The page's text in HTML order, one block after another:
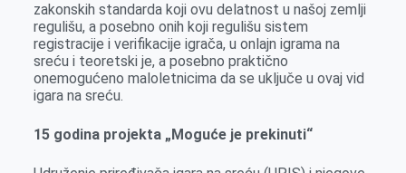
zakonskih standarda koji ovu delatnost u našoj zemlji
regulišu, a posebno onih koji regulišu sistem
registracije i verifikacije igrača, u onlajn igrama na
sreću i teoretski je, a posebno praktično
onemogućeno maloletnicima da se uključe u ovaj vid
igara na sreću.
15 godina projekta „Moguće je prekinuti“